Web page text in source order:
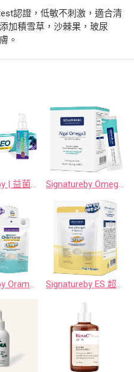
認證，低敏不刺激，適合清
加積雪草，沙棘果，玻尿
。
Signatureby | 益菌酵素潔牙凝膠 雙酵素配方 Signatureby Omega3藻油 1.2gx30入
Signatureby Oramune 潔牙保健咀嚼錠 Signatureby ES 超強健益生菌咀嚼錠